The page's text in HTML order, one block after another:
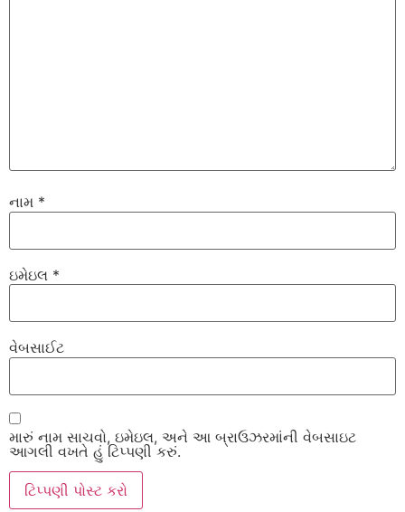
નામ *
ઇમેઇલ *
વેબસાઈટ
મારું નામ સાચવો, ઇમેઇલ, અને આ બ્રાઉઝરમાંની વેબસાઇટ
આગલી વખતે હું ટિપ્પણી કરું.